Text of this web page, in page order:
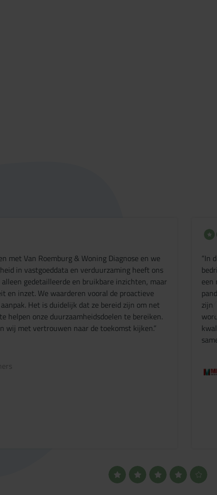
met Van Roemburg & Woning Diagnose en we
in vastgoeddata en verduurzaming heeft ons
gedetailleerde en bruikbare inzichten, maar
en inzet. We waarderen vooral de proactieve
Het is duidelijk dat ze bereid zijn om net
helpen onze duurzaamheidsdoelen te bereiken.
wij met vertrouwen naar de toekomst kijken.”
“In
een
zijn